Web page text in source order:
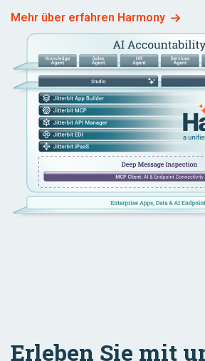
Mehr über erfahren Harmony
Erleben Sie mit